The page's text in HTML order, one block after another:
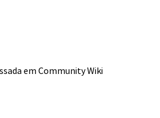
em Community Wiki